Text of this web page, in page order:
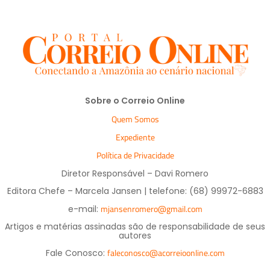
Sobre o Correio Online
Quem Somos
Expediente
Política de Privacidade
Diretor Responsável – Davi Romero
Editora Chefe – Marcela Jansen | telefone: (68) 99972-6883
e-mail: mjansenromero@gmail.com
Artigos e matérias assinadas são de responsabilidade de seus
autores
Fale Conosco: faleconosco@acorreioonline.com